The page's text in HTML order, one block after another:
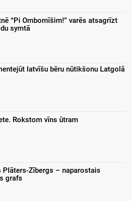
“Pi Ombomīšim!” varēs atsagrīzt
symtā
latvīšu bēru nūtikšonu Latgolā
Rokstom vīns ūtram
Plāters-Zībergs – naparostais
grafs